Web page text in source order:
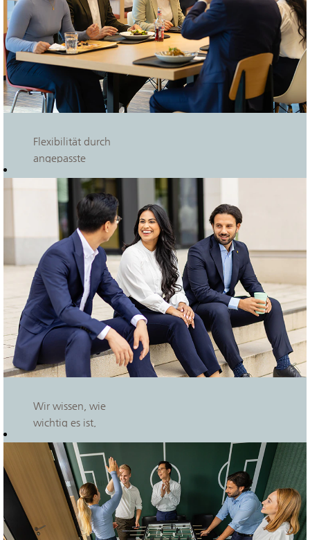
Flexibilität durch
angepasste
Arbeitszeiten,
Zuschuss zum
Mittagessen in
firmeneigenen
Kantinen und ein
vergünstigtes
Deutschland-
Ticket.
Wir wissen, wie
wichtig es ist,
alles unter einen
Hut zu
bekommen.
Daher
unterstützen wir
Sie gerne dabei.